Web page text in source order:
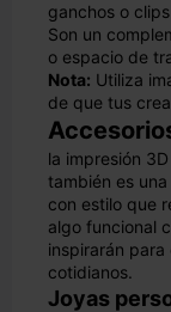
ganchos o
Son un
o espacio de
Nota: Utiliza
de que tus
la impresión
también es
con estilo que
algo funcional
inspirarán
cotidianos.
Joyas